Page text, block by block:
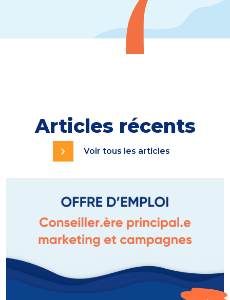
Articles récents
Voir tous les articles